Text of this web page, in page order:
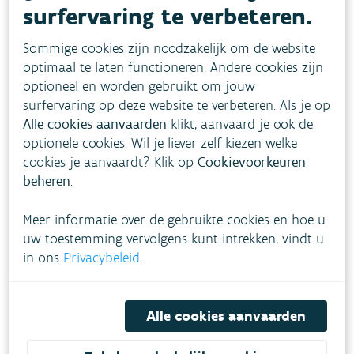
Beeld van de Oude Kale net na het uitgraven van
de nieuwe meanderbochten in het centrum van
Landegem
Verloop van de werken
De kapwerken beginnen in juli en duren ongeveer
twee maanden, nadien starten de graafwerken.
Na dit project planten we meer dan het dubbele
van wat verdwijnt in de directe omgeving. Het
De VMM voert deze werken uit in nauw overleg
surfervaring te verbeteren.
Sommige cookies zijn noodzakelijk om de website
optimaal te laten functioneren. Andere cookies zijn
optioneel en worden gebruikt om jouw
surfervaring op deze website te verbeteren. Als je op
Alle cookies aanvaarden klikt, aanvaard je ook de
optionele cookies. Wil je liever zelf kiezen welke
cookies je aanvaardt? Klik opCookievoorkeuren
beheren.
Meer informatie over de gebruikte cookies en hoe u
uw toestemming vervolgens kunt intrekken, vindt u
in ons Privacybeleid.
Alle cookies aanvaarden